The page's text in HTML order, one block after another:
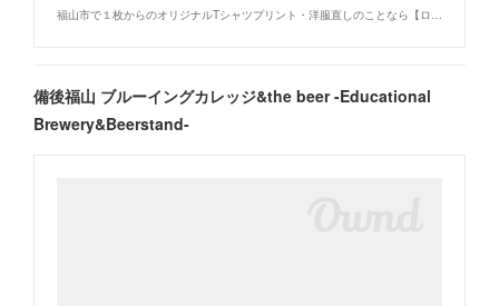
福山市で１枚からのオリジナルTシャツプリント・洋服直しのことなら【ロウエン - ROEN】
備後福山 ブルーイングカレッジ&the beer -Educational
Brewery&Beerstand-